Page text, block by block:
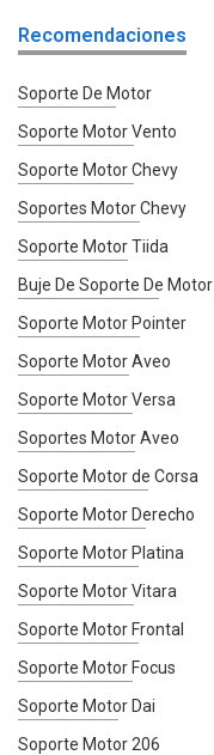
Recomendaciones
Soporte De Motor
Soporte Motor Vento
Soporte Motor Chevy
Soportes Motor Chevy
Soporte Motor Tiida
Buje De Soporte De Motor
Soporte Motor Pointer
Soporte Motor Aveo
Soporte Motor Versa
Soportes Motor Aveo
Soporte Motor de Corsa
Soporte Motor Derecho
Soporte Motor Platina
Soporte Motor Vitara
Soporte Motor Frontal
Soporte Motor Focus
Soporte Motor Dai
Soporte Motor 206